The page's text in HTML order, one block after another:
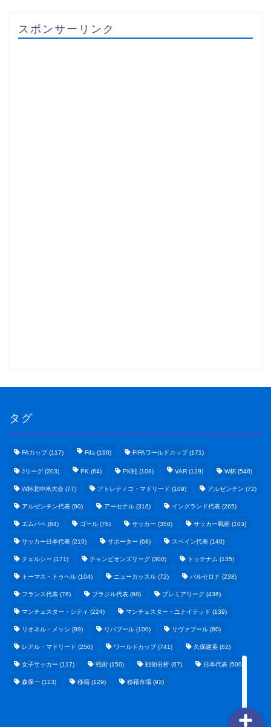
スポンサーリンク
タグ
FAカップ(117) Fifa (190) FIFAワールドカップ(171)
Jリーグ (203) PK (64) PK戦 (108) VAR (129) W杯 (546)
W杯北中米大会 (77) アトレティコ・マドリード (109) アルゼンチン (72)
アルゼンチン代表 (90) アーセナル (316) イングランド代表 (265)
エムバペ (84) ゴール (76) サッカー (358) サッカー戦術 (103)
サッカー日本代表 (219) サポーター (68) スペイン代表 (140)
チェルシー (171) チャンピオンズリーグ (300) トッテナム (135)
トーマス・トゥヘル (104) ニューカッスル (72) バルセロナ (238)
フランス代表 (76) ブラジル代表 (98) プレミアリーグ (436)
マンチェスター・シティ (224) マンチェスター・ユナイテッド (139)
リオネル・メッシ (89) リバプール (100) リヴァプール (80)
レアル・マドリード (250) ワールドカップ(741) 久保建英 (82)
女子サッカー (117) 戦術 (150) 戦術分析 (67) 日本代表 (500)
森保一 (123) 移籍 (129) 移籍市場 (92)
テクノロジーまとめ
ビジネス・経済まとめ